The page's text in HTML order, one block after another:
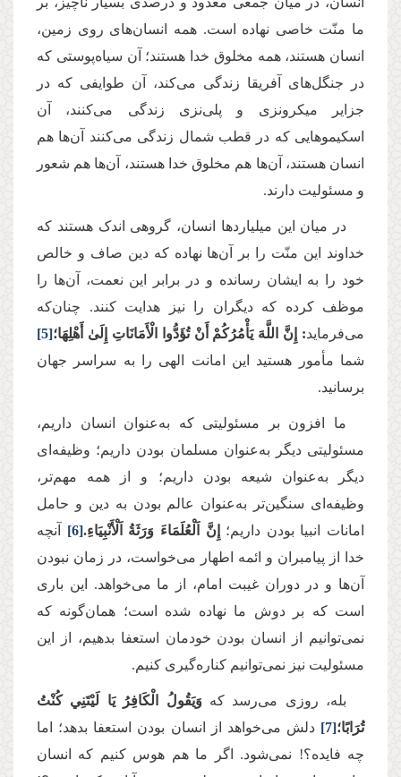
ما منّت خاصی نهاده است. همه انسان‌های روی زمین،
انسان هستند، همه مخلوق خدا هستند؛ آن سیاه‌پوستی که
در جنگل‌های آفریقا زندگی می‌کند، آن طوایفی که در
جزایر میکرونزی و پلی‌نزی زندگی می‌کنند، آن
اسکیموهایی که در قطب شمال زندگی می‌کنند آن‌ها هم
انسان هستند، آن‌ها هم مخلوق خدا هستند، آن‌ها هم شعور
و مسئولیت دارند.
در میان این میلیاردها انسان، گروهی اندک هستند که
خداوند این منّت را بر آن‌ها نهاده که دین صاف و خالص
خود را به ایشان رسانده و در برابر این نعمت، آن‌ها را
موظف کرده که دیگران را نیز هدایت کنند. چنان‌که
می‌فرماید: إِنَّ اللَّهَ يَأْمُرُكُمْ أَنْ تُؤَدُّوا الْأَمَانَاتِ إِلَىٰ أَهْلِهَا؛[5]
شما مأمور هستید این امانت الهی را به سراسر جهان
برسانید.
ما افزون بر مسئولیتی که به‌عنوان انسان داریم،
مسئولیتی دیگر به‌عنوان مسلمان بودن داریم؛ وظیفه‌ای
دیگر به‌عنوان شیعه بودن داریم؛ و از همه مهم‌تر،
وظیفه‌ای سنگین‌تر به‌عنوان عالم بودن به دین و حامل
امانات انبیا بودن داریم؛
إِنَّ اَلْعُلَمَاءَ وَرَثَةُ اَلْأَنْبِيَاءِ.[6] آنچه
خدا از پیامبران و ائمه اطهار می‌خواست، در زمان نبودن
آن‌ها و در دوران غیبت امام، از ما می‌خواهد. این باری
است که بر دوش ما نهاده شده است؛ همان‌گونه که
نمی‌توانیم از انسان بودن خودمان استعفا بدهیم، از این
مسئولیت نیز نمی‌توانیم کناره‌گیری کنیم.
بله، روزی می‌رسد کهوَيَقُولُ الْكَافِرُ يَا لَيْتَنِي كُنْتُ
تُرَابًا؛[7] دلش می‌خواهد از انسان بودن استعفا بدهد؛ اما
چه فایده؟! نمی‌شود. اگر ما هم هوس کنیم که انسان